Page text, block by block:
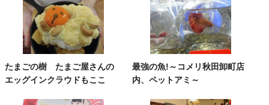
たまごの樹 たまご屋さんの
エッグインクラウドもここ
最強の魚!～コメリ秋田卸町店
内、ペットアミ～